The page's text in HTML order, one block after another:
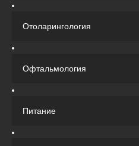
Отоларингология
Офтальмология
Питание